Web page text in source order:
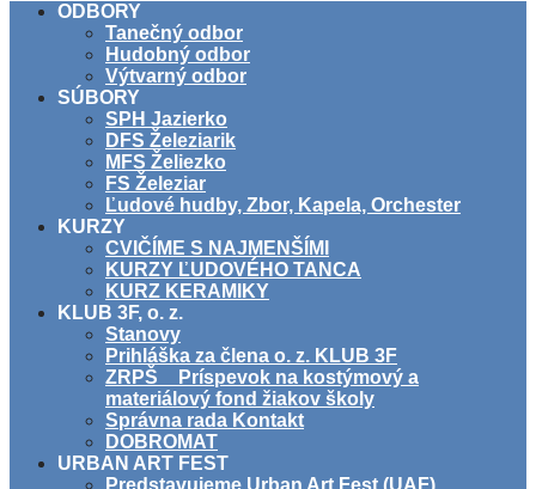
ODBORY
Tanečný odbor
Hudobný odbor
Výtvarný odbor
SÚBORY
SPH Jazierko
DFS Železiarik
MFS Želiezko
FS Železiar
Ľudové hudby, Zbor, Kapela, Orchester
KURZY
CVIČÍME S NAJMENŠÍMI
KURZY ĽUDOVÉHO TANCA
KURZ KERAMIKY
KLUB 3F, o. z.
Stanovy
Prihláška za člena o. z. KLUB 3F
ZRPŠ _ Príspevok na kostýmový a
materiálový fond žiakov školy
Správna rada Kontakt
DOBROMAT
URBAN ART FEST
Predstavujeme Urban Art Fest (UAF)